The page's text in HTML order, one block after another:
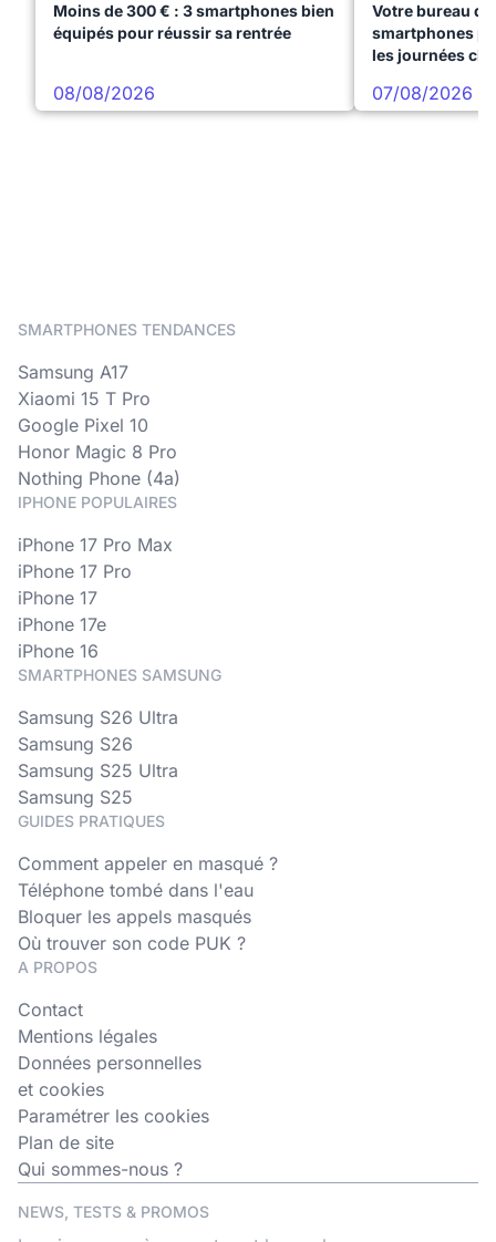
Moins de 300 € : 3 smartphones bien
équipés pour réussir sa rentrée
08/08/2026
Votre bureau
smartphones
les journées
07/08/2026
SMARTPHONES TENDANCES
Samsung A17
Xiaomi 15 T Pro
Google Pixel 10
Honor Magic 8 Pro
Nothing Phone (4a)
IPHONE POPULAIRES
iPhone 17 Pro Max
iPhone 17 Pro
iPhone 17
iPhone 17e
iPhone 16
SMARTPHONES SAMSUNG
Samsung S26 Ultra
Samsung S26
Samsung S25 Ultra
Samsung S25
GUIDES PRATIQUES
Comment appeler en masqué ?
Téléphone tombé dans l'eau
Bloquer les appels masqués
Où trouver son code PUK ?
A PROPOS
Contact
Mentions légales
Données personnelles
et cookies
Paramétrer les cookies
Plan de site
Qui sommes-nous ?
NEWS, TESTS & PROMOS